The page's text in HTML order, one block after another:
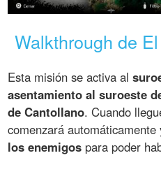
Walkthrough de
Esta misión se activa al
asentamiento al suroeste
de Cantollano. Cuando
comenzará
los enemigos para poder